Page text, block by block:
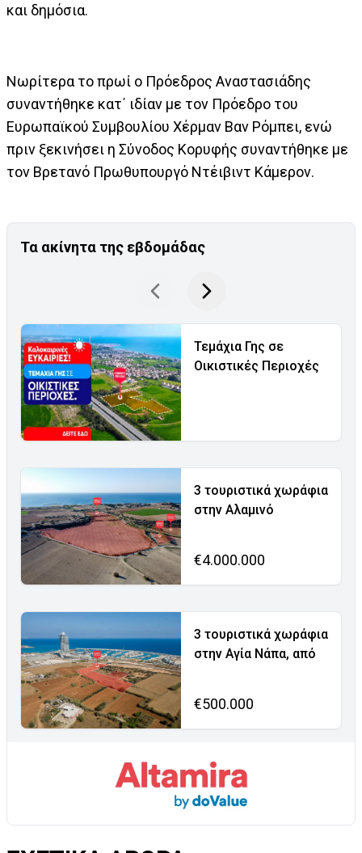
και δημόσια.
Νωρίτερα το πρωί ο Πρόεδρος Αναστασιάδης
συναντήθηκε κατ΄ ιδίαν με τον Πρόεδρο του
Ευρωπαϊκού Συμβουλίου Χέρμαν Βαν Ρόμπει, ενώ
πριν ξεκινήσει η Σύνοδος Κορυφής συναντήθηκε με
τον Βρετανό Πρωθυπουργό Ντέιβιντ Κάμερον.
Τα ακίνητα της εβδομάδας
Τεμάχια Γης σε
Οικιστικές Περιοχές
3 τουριστικά χωράφια
στην Αλαμινό
€4.000.000
3 τουριστικά χωράφια
στην Αγία Νάπα, από
€500.000